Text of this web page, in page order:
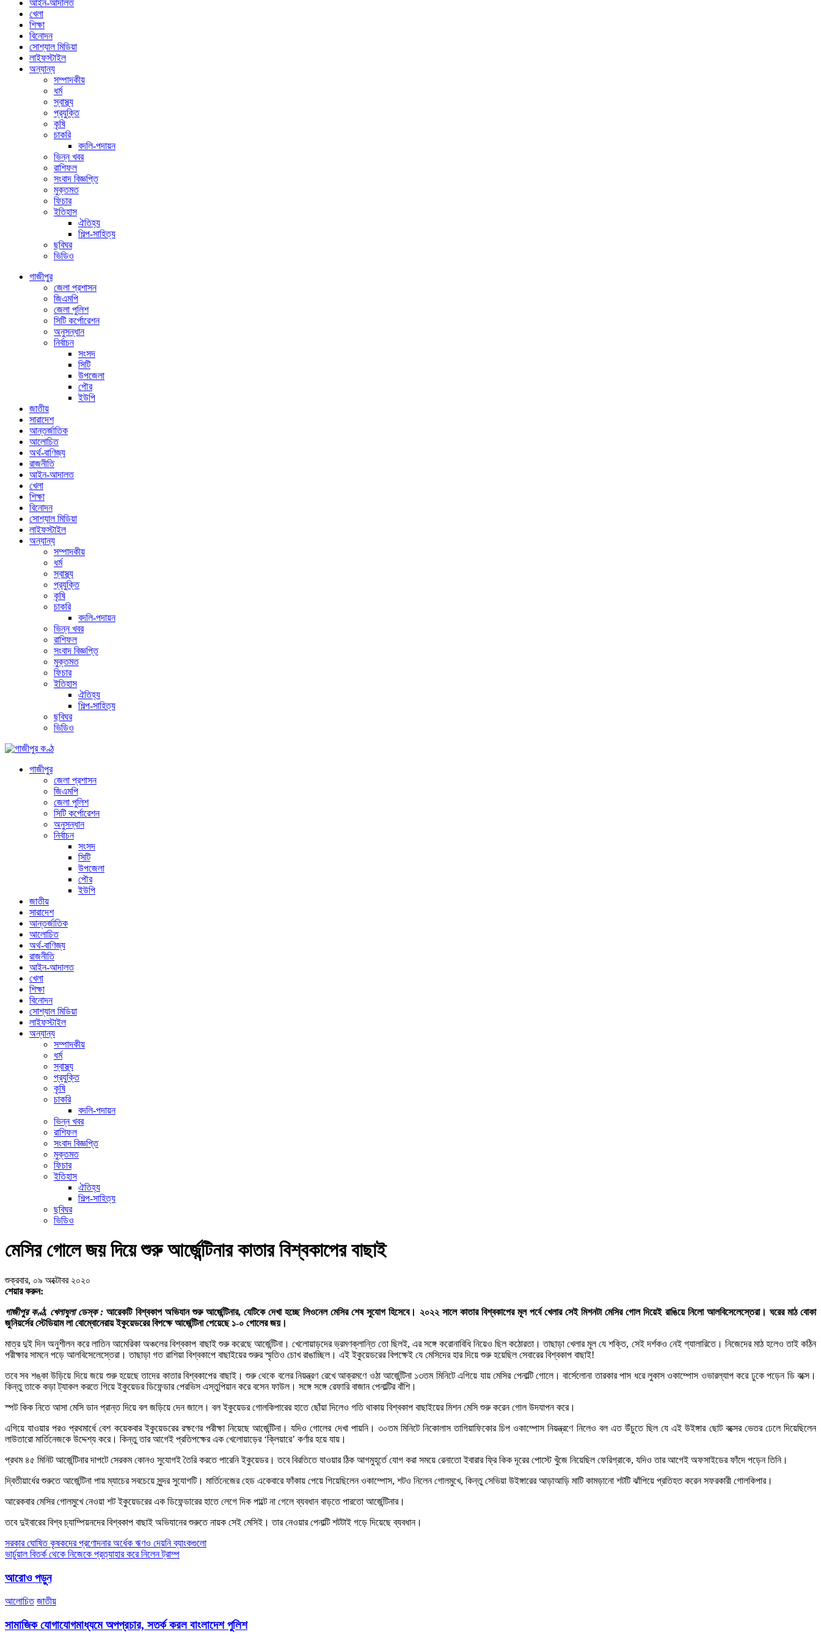
আইন-আদালত
খেলা
শিক্ষা
বিনোদন
সোশ্যাল মিডিয়া
লাইফস্টাইল
অন্যান্য
সম্পাদকীয়
ধর্ম
স্বাস্থ্য
প্রযুক্তি
কৃষি
চাকরি
বদলি-পদায়ন
ভিন্ন খবর
রাশিফল
সংবাদ বিজ্ঞপ্তি
মুক্তমত
ফিচার
ইতিহাস
ঐতিহ্য
শিল্প-সাহিত্য
ছবিঘর
ভিডিও
গাজীপুর
জেলা প্রশাসন
জিএমপি
জেলা পুলিশ
সিটি কর্পোরেশন
অনুসন্ধান
নির্বাচন
সংসদ
সিটি
উপজেলা
পৌর
ইউপি
জাতীয়
সারাদেশ
আন্তর্জাতিক
আলোচিত
অর্থ-বাণিজ্য
রাজনীতি
আইন-আদালত
খেলা
শিক্ষা
বিনোদন
সোশ্যাল মিডিয়া
লাইফস্টাইল
অন্যান্য
সম্পাদকীয়
ধর্ম
স্বাস্থ্য
প্রযুক্তি
কৃষি
চাকরি
বদলি-পদায়ন
ভিন্ন খবর
রাশিফল
সংবাদ বিজ্ঞপ্তি
মুক্তমত
ফিচার
ইতিহাস
ঐতিহ্য
শিল্প-সাহিত্য
ছবিঘর
ভিডিও
গাজীপুর
জেলা প্রশাসন
জিএমপি
জেলা পুলিশ
সিটি কর্পোরেশন
অনুসন্ধান
নির্বাচন
সংসদ
সিটি
উপজেলা
পৌর
ইউপি
জাতীয়
সারাদেশ
আন্তর্জাতিক
আলোচিত
অর্থ-বাণিজ্য
রাজনীতি
আইন-আদালত
খেলা
শিক্ষা
বিনোদন
সোশ্যাল মিডিয়া
লাইফস্টাইল
অন্যান্য
সম্পাদকীয়
ধর্ম
স্বাস্থ্য
প্রযুক্তি
কৃষি
চাকরি
বদলি-পদায়ন
ভিন্ন খবর
রাশিফল
সংবাদ বিজ্ঞপ্তি
মুক্তমত
ফিচার
ইতিহাস
ঐতিহ্য
শিল্প-সাহিত্য
ছবিঘর
ভিডিও
মেসির গোলে জয় দিয়ে শুরু আর্জেন্টিনার কাতার বিশ্বকাপের বাছাই
শুক্রবার, ০৯ অক্টোবর ২০২০
শেয়ার করুন:
গাজীপুর কণ্ঠ, খেলাধুলা ডেস্ক : আরেকটি বিশ্বকাপ অভিযান শুরু আর্জেন্টিনার, যেটিকে দেখা হচ্ছে লিওনেল মেসির শেষ সুযোগ হিসেবে। ২০২২ সালে কাতার বিশ্বকাপের মূল পর্বে খেলার সেই মিশনটা মেসির গোল দিয়েই রাঙিয়ে নিলো আলবিসেলেস্তেরা। ঘরের মাঠ বোকা
জুনিয়র্সের স্টেডিয়াম লা বোম্বোনেরায় ইকুয়েডরের বিপক্ষে আর্জেন্টিনা পেয়েছে ১-০ গোলের জয়।
মাত্র দুই দিন অনুশীলন করে লাতিন আমেরিকা অঞ্চলের বিশ্বকাপ বাছাই শুরু করেছে আর্জেন্টিনা। খেলোয়াড়দের ভ্রমণক্লান্তি তো ছিলই, এর সঙ্গে করোনাবিধি নিয়েও ছিল কঠোরতা। তাছাড়া খেলার মূল যে শক্তি, সেই দর্শকও নেই গ্যালারিতে। নিজেদের মাঠ হলেও তাই কঠিন
পরীক্ষার সামনে পড়ে আলবিসেলেস্তেরা। তাছাড়া গত রাশিয়া বিশ্বকাপে বাছাইয়ের শুরুর স্মৃতিও চোখ রাঙাচ্ছিল। এই ইকুয়েডরের বিপক্ষেই যে মেসিদের হার দিয়ে শুরু হয়েছিল সেবারের বিশ্বকাপ বাছাই!
তবে সব শঙ্কা উড়িয়ে দিয়ে জয়ে শুরু হয়েছে তাদের কাতার বিশ্বকাপের বাছাই। শুরু থেকে বলের নিয়ন্ত্রণ রেখে আক্রমণে ওঠা আর্জেন্টিনা ১৩তম মিনিটে এগিয়ে যায় মেসির পেনাল্টি গোলে। বার্সেলোনা তারকার পাস ধরে লুকাস ওকাম্পোস ওভারল্যাপ করে ঢুকে পড়েন ডি বক্সে।
কিন্তু তাকে কড়া ট্যাকল করতে গিয়ে ইকুয়েডর ডিফেন্ডার পেরভিস এস্তুপিয়ান করে বসেন ফাউল। সঙ্গে সঙ্গে রেফারি বাজান পেনাল্টির বাঁশি।
স্পট কিক নিতে আসা মেসি ডান প্রান্ত দিয়ে বল জড়িয়ে দেন জালে। বল ইকুয়েডর গোলকিপারের হাতে ছোঁয়া দিলেও গতি থাকায় বিশ্বকাপ বাছাইয়ের মিশন মেসি শুরু করেন গোল উদযাপন করে।
এগিয়ে যাওয়ার পরও প্রথমার্ধে বেশ কয়েকবার ইকুয়েডরের রক্ষণের পরীক্ষা নিয়েছে আর্জেন্টিনা। যদিও গোলের দেখা পায়নি। ৩০তম মিনিটে নিকোলাস তাগিয়াফিকোর চিপ ওকাম্পোস নিয়ন্ত্রণে নিলেও বল এত উঁচুতে ছিল যে এই উইঙ্গার ছোট বক্সের ভেতর ঢেলে দিয়েছিলেন
লাউতারো মার্তিনেজকে উদ্দেশ্য করে। কিন্তু তার আগেই প্রতিপক্ষের এক খেলোয়াড়ের ‘ক্লিয়ারে’ কর্ণার হয়ে যায়।
প্রথম ৪৫ মিনিট আর্জেন্টিনার দাপটে সেরকম কোনও সুযোগই তৈরি করতে পারেনি ইকুয়েডর। তবে বিরতিতে যাওয়ার ঠিক আগমুহূর্তে যোগ করা সময়ে রেনাতো ইবারার ফ্রি কিক দূরের পোস্টে খুঁজে নিয়েছিল ফেরিগ্রাকে, যদিও তার আগেই অফসাইডের ফাঁদে পড়েন তিনি।
দ্বিতীয়ার্ধের শুরুতে আর্জেন্টিনা পায় ম্যাচের সবচেয়ে সুন্দর সুযোগটি। মার্তিনেজের হেড একেবারে ফাঁকায় পেয়ে গিয়েছিলেন ওকাম্পোস, শটও নিলেন গোলমুখে, কিন্তু সেভিয়া উইঙ্গারের আড়াআড়ি মাটি কামড়ানো শটটি ঝাঁপিয়ে প্রতিহত করেন সফরকারী গোলকিপার।
আরেকবার মেসির গোলমুখে নেওয়া শট ইকুয়েডরের এক ডিফেন্ডারের হাতে লেগে দিক পাল্টে না গেলে ব্যবধান বাড়তে পারতো আর্জেন্টিনার।
তবে দুইবারের বিশ্ব চ্যাম্পিয়নদের বিশ্বকাপ বাছাই অভিযানের শুরুতে নায়ক সেই মেসিই। তার নেওয়ার পেনাল্টি শটটাই গড়ে দিয়েছে ব্যবধান।
Post
navigation
সরকার ঘোষিত কৃষকদের প্রণোদনার অর্ধেক ঋণও দেয়নি ব্যাংকগুলো
ভার্চুয়াল বিতর্ক থেকে নিজেকে প্রত্যাহার করে নিলেন ট্রাম্প
আরোও পড়ুন
আলোচিত জাতীয়
সামাজিক যোগাযোগমাধ্যমে অপপ্রচার, সতর্ক করল বাংলাদেশ পুলিশ